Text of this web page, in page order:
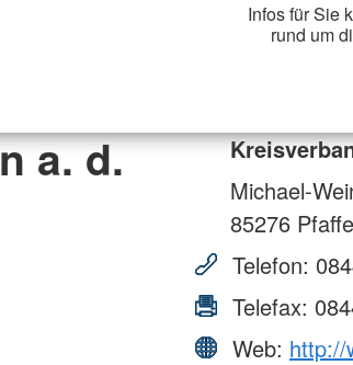
Infos für Sie
rund um
a. d.
Michael-
85276
Telefon:
Telefax:
Web: http://